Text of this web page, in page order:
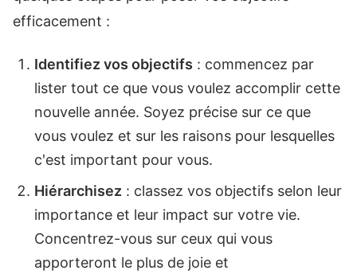
efficacement :
Identifiez vos objectifs : commencez par
lister tout ce que vous voulez accomplir cette
nouvelle année. Soyez précise sur ce que
vous voulez et sur les raisons pour lesquelles
c'est important pour vous.
Hiérarchisez : classez vos objectifs selon leur
importance et leur impact sur votre vie.
Concentrez-vous sur ceux qui vous
apporteront le plus de joie et